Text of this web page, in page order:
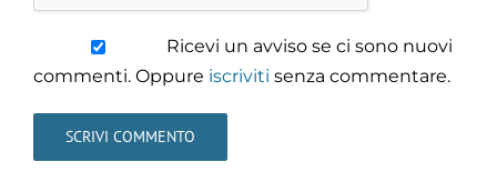
Ricevi un avviso se ci sono nuovi
commenti. Oppure iscriviti senza commentare.